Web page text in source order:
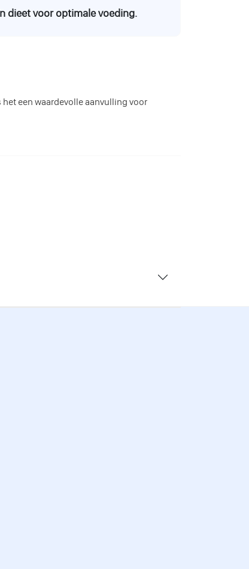
dieet voor optimale voeding.
een waardevolle aanvulling voor